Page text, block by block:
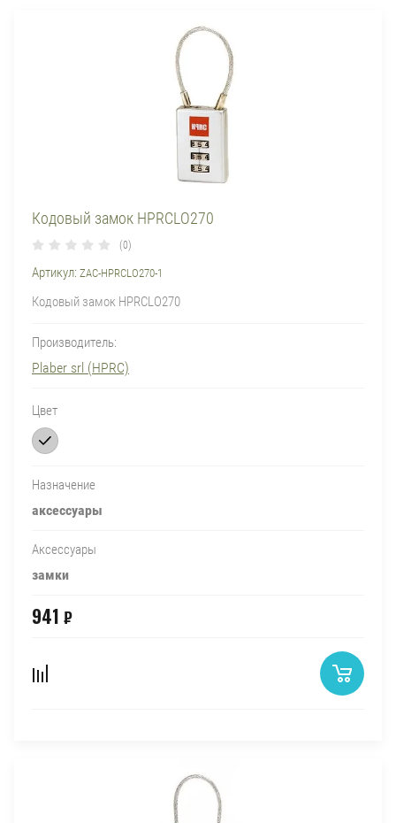
Кодовый замок HPRCLO270
(0)
Артикул: ZAC-HPRCLO270-1
Кодовый замок HPRCLO270
Производитель:
Plaber srl (HPRC)
Цвет
Назначение
аксессуары
Аксессуары
замки
941 ₽